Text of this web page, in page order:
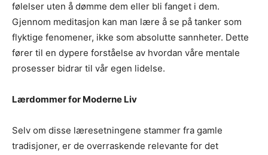
følelser uten å dømme dem eller bli fanget i dem.
Gjennom meditasjon kan man lære å se på tanker som
flyktige fenomener, ikke som absolutte sannheter. Dette
fører til en dypere forståelse av hvordan våre mentale
prosesser bidrar til vår egen lidelse.
Lærdommer for Moderne Liv
Selv om disse læresetningene stammer fra gamle
tradisjoner, er de overraskende relevante for det